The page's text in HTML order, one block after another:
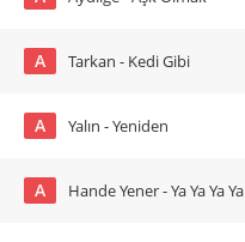
A Tarkan - Kedi Gibi
A Yalın - Yeniden
A Hande Yener - Ya Ya Ya Ya